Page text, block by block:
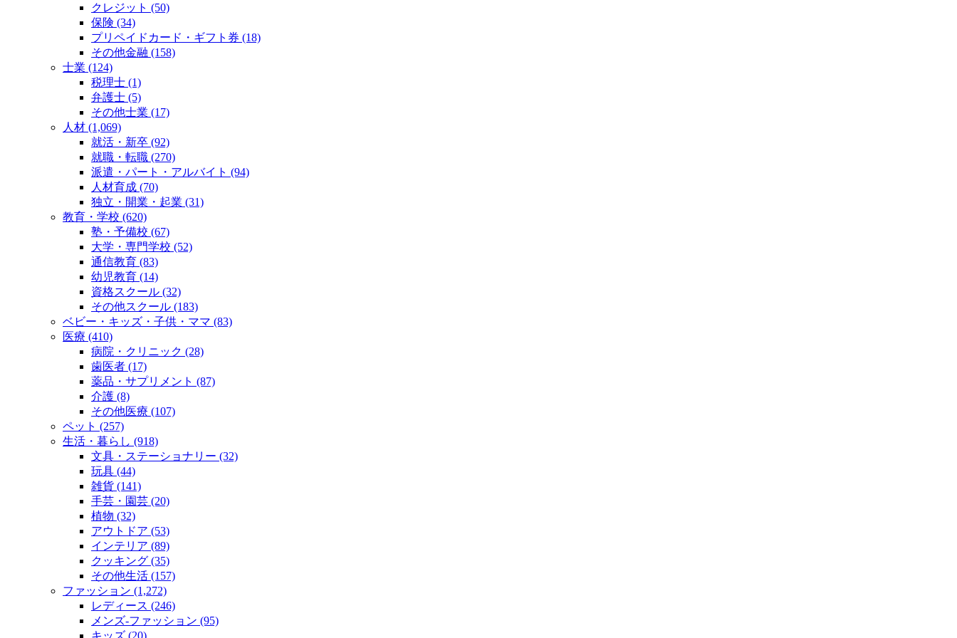
クレジット (50)
保険 (34)
プリペイドカード・ギフト券 (18)
その他金融 (158)
士業 (124)
税理士 (1)
弁護士 (5)
その他士業 (17)
人材 (1,069)
就活・新卒 (92)
就職・転職 (270)
派遣・パート・アルバイト (94)
人材育成 (70)
独立・開業・起業 (31)
教育・学校 (620)
塾・予備校 (67)
大学・専門学校 (52)
通信教育 (83)
幼児教育 (14)
資格スクール (32)
その他スクール (183)
ベビー・キッズ・子供・ママ (83)
医療 (410)
病院・クリニック (28)
歯医者 (17)
薬品・サプリメント (87)
介護 (8)
その他医療 (107)
ペット (257)
生活・暮らし (918)
文具・ステーショナリー (32)
玩具 (44)
雑貨 (141)
手芸・園芸 (20)
植物 (32)
アウトドア (53)
インテリア (89)
クッキング (35)
その他生活 (157)
ファッション (1,272)
レディース (246)
メンズ‐ファッション (95)
キッズ (20)